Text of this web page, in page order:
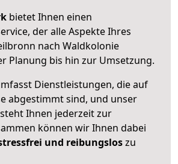
bietet Ihnen einen
der alle Aspekte Ihres
nach Waldkolonie
Planung bis hin zur Umsetzung.
Dienstleistungen, die auf
abgestimmt sind, und unser
Ihnen jederzeit zur
können wir Ihnen dabei
und reibungsloszu